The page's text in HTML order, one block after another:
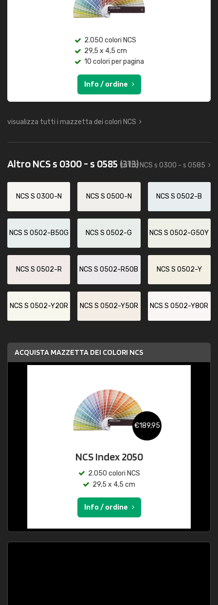
2.050 colori NCS
29,5 x 4,5 cm
10 colori per pagina
Info / ordine
visualizza tutti i mazzetta dei colori NCS
Altro NCS s 0300 - s 0585 (313)
tutto NCS s 0300 - s 0585
NCS S 0300-N NCS S 0500-N NCS S 0502-B
NCS S 0502-B50G NCS S 0502-G NCS S 0502-G50Y
NCS S 0502-R NCS S 0502-R50B NCS S 0502-Y
NCS S 0502-Y20R NCS S 0502-Y50R NCS S 0502-Y80R
ACQUISTA MAZZETTA DEI COLORI NCS
€189,95
NCS Index 2050
2.050 colori NCS
29,5 x 4,5 cm
Info / ordine